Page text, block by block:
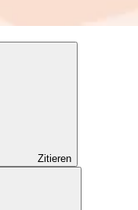
Zitieren